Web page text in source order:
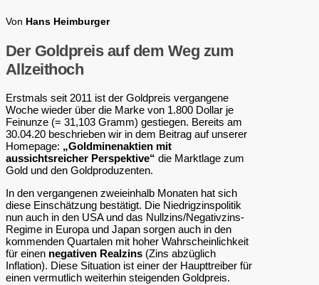
Von Hans Heimburger
Der Goldpreis auf dem Weg zum
Allzeithoch
Erstmals seit 2011 ist der Goldpreis vergangene
Woche wieder über die Marke von 1.800 Dollar je
Feinunze (= 31,103 Gramm) gestiegen. Bereits am
30.04.20 beschrieben wir in dem Beitrag auf unserer
Homepage: „Goldminenaktien mit
aussichtsreicher Perspektive“ die Marktlage zum
Gold und den Goldproduzenten.
In den vergangenen zweieinhalb Monaten hat sich
diese Einschätzung bestätigt. Die Niedrigzinspolitik
nun auch in den USA und das Nullzins/Negativzins-
Regime in Europa und Japan sorgen auch in den
kommenden Quartalen mit hoher Wahrscheinlichkeit
für einen negativen Realzins (Zins abzüglich
Inflation). Diese Situation ist einer der Haupttreiber für
einen vermutlich weiterhin steigenden Goldpreis.